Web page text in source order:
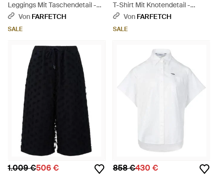
Leggings Mit Taschendetail -
BlauVon FARFETCH
SALE
T-Shirt Mit Knotendetail -
Schwarz
Von FARFETCH
SALE
1.009 €506 € 858 €430 €